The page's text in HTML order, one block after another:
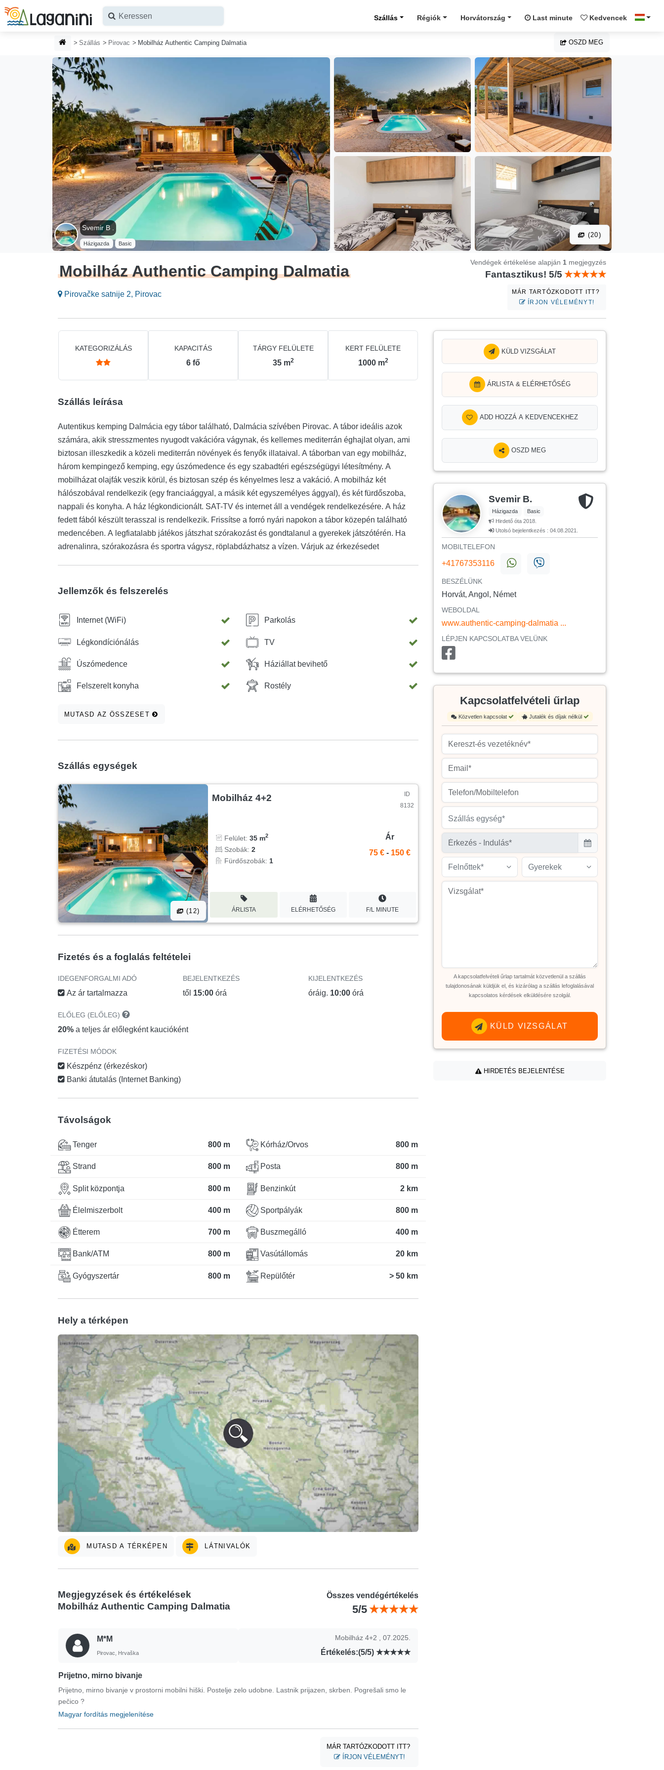
Ugrás a fő tartalomhoz
Szállás Régiók Horvátország Last minute Kedvencek
HONLAP
Szállás Pirovac Mobilház Authentic Camping Dalmatia OSZD MEG
Svemir B .
Házigazda Basic
(20)
Mobilház Authentic Camping Dalmatia
Pirovačke satnije 2, Pirovac
Vendégek értékelése alapján 1 megjegyzés
Fantasztikus! 5/5
MÁR TARTÓZKODOTT ITT?
ÍRJON VÉLEMÉNYT!
KATEGORIZÁLÁS KAPACITÁS
6 fő
TÁRGY FELÜLETE
35 m2
KERT FELÜLETE
1000 m2
Szállás leírása
Autentikus kemping Dalmácia egy tábor található, Dalmácia szívében Pirovac. A tábor ideális azok
számára, akik stresszmentes nyugodt vakációra vágynak, és kellemes mediterrán éghajlat olyan, ami
biztosan illeszkedik a közeli mediterrán növények és fenyők illataival. A táborban van egy mobilház,
három kempingező kemping, egy úszómedence és egy szabadtéri egészségügyi létesítmény. A
mobilházat olajfák veszik körül, és biztosan szép és kényelmes lesz a vakáció. A mobilház két
hálószobával rendelkezik (egy franciaággyal, a másik két egyszemélyes ággyal), és két fürdőszoba,
nappali és konyha. A ház légkondicionált. SAT-TV és internet áll a vendégek rendelkezésére. A ház
fedett fából készült terasszal is rendelkezik. Frissítse a forró nyári napokon a tábor közepén található
medencében. A legfiatalabb játékos játszhat szórakozást és gondtalanul a gyerekek játszótérén. Ha
adrenalinra, szórakozásra és sportra vágysz, röplabdázhatsz a vízen. Várjuk az érkezésedet
Jellemzők és felszerelés
Internet (WiFi) Parkolás
Légkondíciónálás TV
Úszómedence Háziállat bevihető
Felszerelt konyha Rostély
MUTASD AZ ÖSSZESET
Szállás egységek
(12)
Mobilház 4+2
ID
8132
Felület:35 m2
Szobák:2
Fürdőszobák: 1
Ár
75 € - 150 €
ÁRLISTA ELÉRHETŐSÉG F/L MINUTE
Fizetés és a foglalás feltételei
IDEGENFORGALMI ADÓ
Az ár tartalmazza
BEJELENTKEZÉS
től 15:00 órá
KIJELENTKEZÉS
óráig. 10:00órá
ELŐLEG (ELŐLEG)
20% a teljes ár előlegként kaucióként
FIZETÉSI MÓDOK
Készpénz (érkezéskor)
Banki átutalás (Internet Banking)
Távolságok
Tenger 800 m
Strand 800 m
Split központja 800 m
Élelmiszerbolt 400 m
Étterem 700 m
Bank/ATM 800 m
Gyógyszertár 800 m
Kórház/Orvos 800 m
Posta 800 m
Benzinkút 2 km
Sportpályák 800 m
Buszmegálló 400 m
Vasútállomás 20 km
Repülőtér > 50 km
Hely a térképen
MUTASD A TÉRKÉPEN LÁTNIVALÓK
Megjegyzések és értékelések
Mobilház Authentic Camping Dalmatia
Összes vendégértékelés
5/5
M*M
Pirovac, Hrvaška
Mobilház 4+2 , 07.2025.
Értékelés:(5/5)
Prijetno, mirno bivanje
Prijetno, mirno bivanje v prostorni mobilni hiški. Postelje zelo udobne. Lastnik prijazen, skrben. Pogrešali smo le
pečico ?
Magyar fordítás megjelenítése
MÁR TARTÓZKODOTT ITT?
ÍRJON VÉLEMÉNYT!
KÜLD VIZSGÁLAT
ÁRLISTA & ELÉRHETŐSÉG
ADD HOZZÁ A KEDVENCEKHEZ
OSZD MEG
Svemir B.
Házigazda
Basic
Hirdető óta 2018.
Utolsó bejelentkezés : 04.08.2021.
MOBILTELEFON
+41767353116
BESZÉLÜNK
Horvát, Angol, Német
WEBOLDAL
www.authentic-camping-dalmatia ...
LÉPJEN KAPCSOLATBA VELÜNK
Kapcsolatfelvételi űrlap
Közvetlen kapcsolat Jutalék és díjak nélkül
Szállás egység*
Felnőttek* Gyerekek
A kapcsolatfelvételi űrlap tartalmát közvetlenül a szállás
tulajdonosának küldjük el, és kizárólag a szállás lefoglalásával
kapcsolatos kérdések elküldésére szolgál.
KÜLD VIZSGÁLAT
HIRDETÉS BEJELENTÉSE